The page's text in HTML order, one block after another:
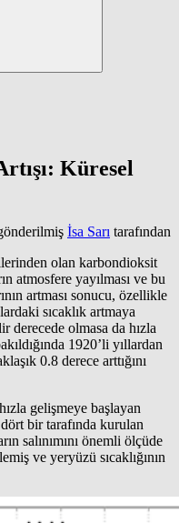
Küresel
İsa Sarı tarafından
olan karbondioksit
atmosfere yayılması ve bu
artması sonucu, özellikle
sıcaklık artmaya
derecede olmasa da hızla
1920’li yıllardan
0.8 derece arttığını
gelişmeye başlayan
bir tarafında kurulan
salınımını önemli ölçüde
ve yeryüzü sıcaklığının